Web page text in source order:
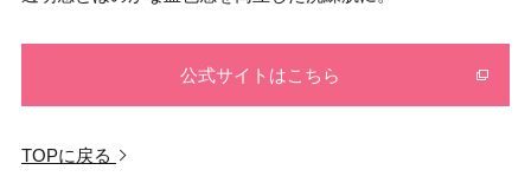
公式サイトはこちら
TOPに戻る